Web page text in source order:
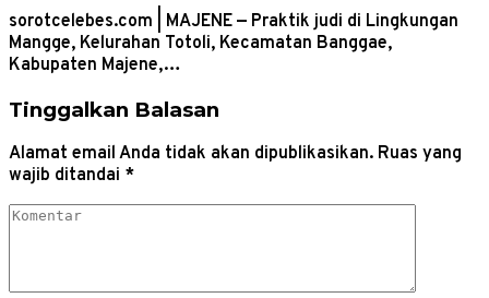
sorotcelebes.com | MAJENE — Praktik judi di Lingkungan
Mangge, Kelurahan Totoli, Kecamatan Banggae,
Kabupaten Majene,…
Tinggalkan Balasan
Alamat email Anda tidak akan dipublikasikan. Ruas yang
wajib ditandai *